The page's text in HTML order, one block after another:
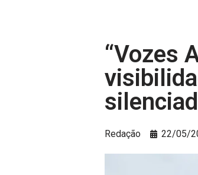
“Vozes
Redação 22/05/